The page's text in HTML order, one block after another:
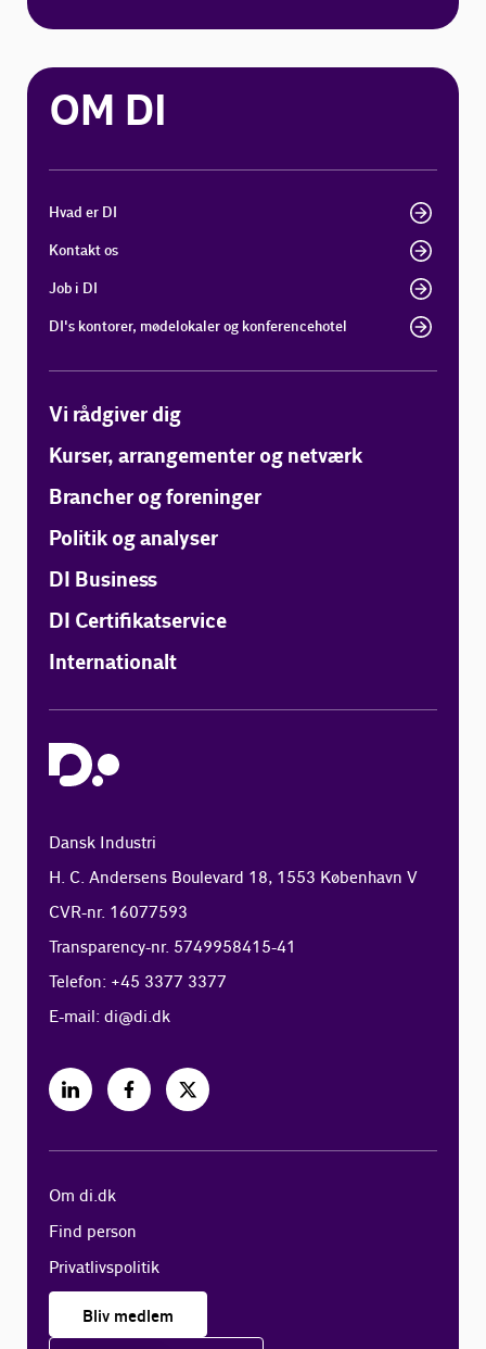
OM DI
Hvad er DI
Kontakt os
Job i DI
DI's kontorer, mødelokaler og konferencehotel
Vi rådgiver dig
Kurser, arrangementer og netværk
Brancher og foreninger
Politik og analyser
DI Business
DI Certifikatservice
Internationalt
Dansk Industri
H. C. Andersens Boulevard 18, 1553 København V
CVR-nr. 16077593
Transparency-nr. 5749958415-41
Telefon: +45 3377 3377
E-mail:di@di.dk
Om di.dk
Find person
Privatlivspolitik
Bliv medlem